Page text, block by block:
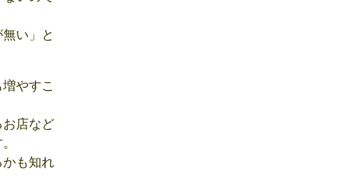
い」と
やすこ
お店など
かも知れ